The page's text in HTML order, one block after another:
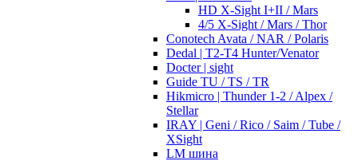
HD X-Sight I+II / Mars
4/5 X-Sight / Mars / Thor
Conotech Avata / NAR / Polaris
Dedal | T2-T4 Hunter/Venator
Docter | sight
Guide TU / TS / TR
Hikmicro | Thunder 1-2 / Alpex /
Stellar
IRAY | Geni / Rico / Saim / Tube /
XSight
LM шина